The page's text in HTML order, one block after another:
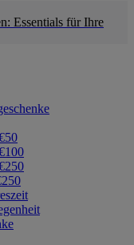
Essentials für Ihre